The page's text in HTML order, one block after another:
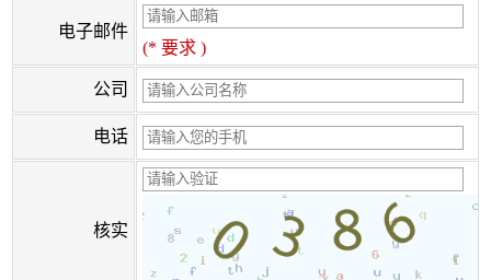
电子邮件
(* 要求 )
公司
电话
核实